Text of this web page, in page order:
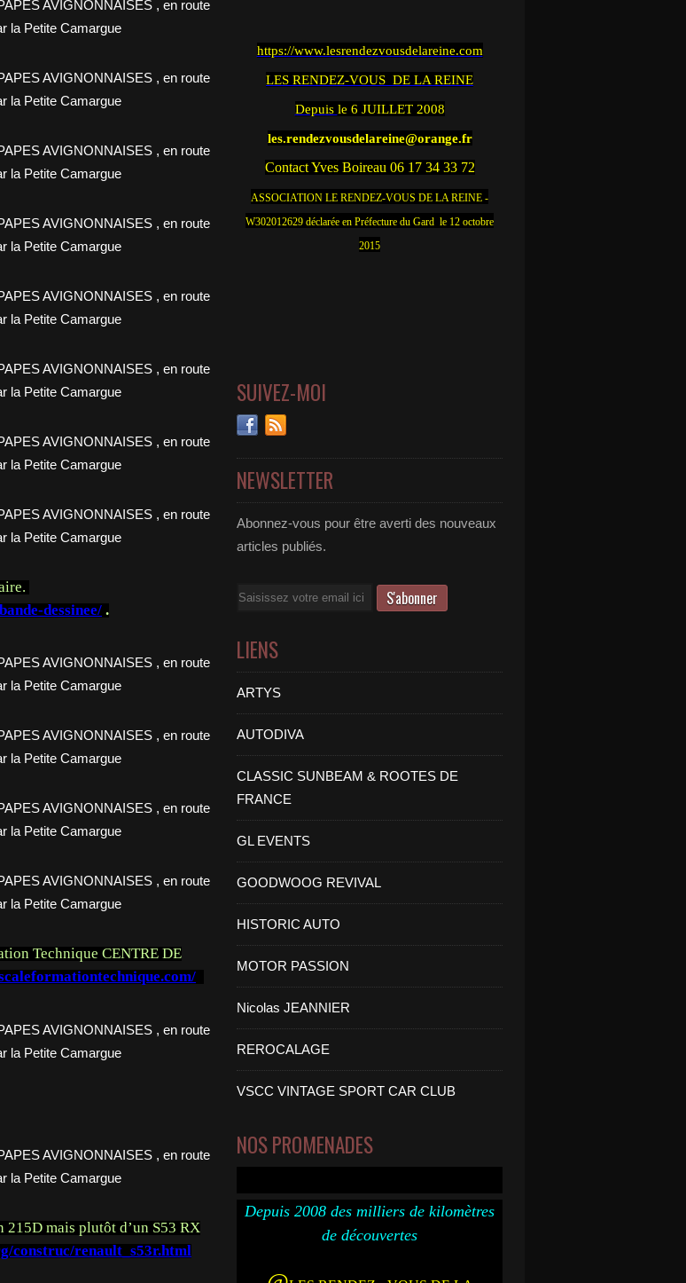
dessinee/ .
Technique CENTRE DE
215D mais plutôt d’un S53 RX
construc/renault_s53r.html
https://www.lesrendezvousdelareine.com
LES RENDEZ-VOUS DE LA REINE
Depuis le 6 JUILLET 2008
les.rendezvousdelareine@orange.fr
Contact Yves Boireau 06 17 34 33 72
ASSOCIATION LE RENDEZ-VOUS DE LA REINE -
W302012629 déclarée en Préfecture du Gard le 12 octobre
2015
SUIVEZ-MOI
NEWSLETTER
Abonnez-vous pour être averti des nouveaux
articles publiés.
Email
LIENS
ARTYS
AUTODIVA
CLASSIC SUNBEAM & ROOTES DE
FRANCE
GL EVENTS
GOODWOOG REVIVAL
HISTORIC AUTO
MOTOR PASSION
Nicolas JEANNIER
REROCALAGE
VSCC VINTAGE SPORT CAR CLUB
NOS PROMENADES
Depuis 2008 des milliers de kilomètres
de découvertes